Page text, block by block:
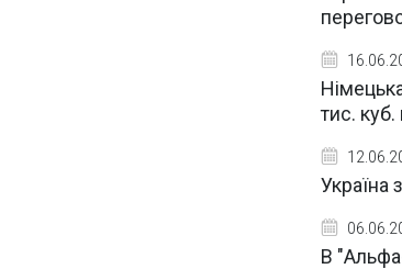
тис.
Україна
В